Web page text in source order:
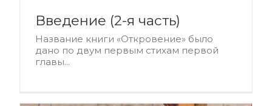
Введение (2-я часть)
Название книги «Откровение» было
дано по двум первым стихам первой
главы...